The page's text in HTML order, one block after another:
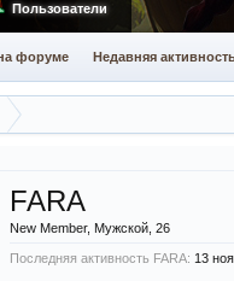
FARA
New Member, Мужской, 26
Последняя активность FARA: 13
Пользователи
форуме Недавняя